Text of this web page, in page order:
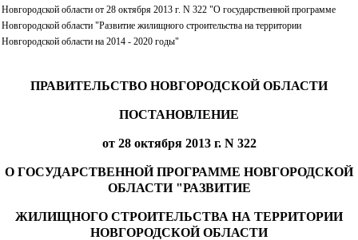
Новгородской области от 28 октября 2013 г. N 322 "О государственной программе
Новгородской области "Развитие жилищного строительства на территории
Новгородской области на 2014 - 2020 годы"
ПРАВИТЕЛЬСТВО НОВГОРОДСКОЙ ОБЛАСТИ
ПОСТАНОВЛЕНИЕ
от 28 октября 2013 г. N 322
О ГОСУДАРСТВЕННОЙ ПРОГРАММЕ НОВГОРОДСКОЙ
ОБЛАСТИ "РАЗВИТИЕ
ЖИЛИЩНОГО СТРОИТЕЛЬСТВА НА ТЕРРИТОРИИ
НОВГОРОДСКОЙ ОБЛАСТИ